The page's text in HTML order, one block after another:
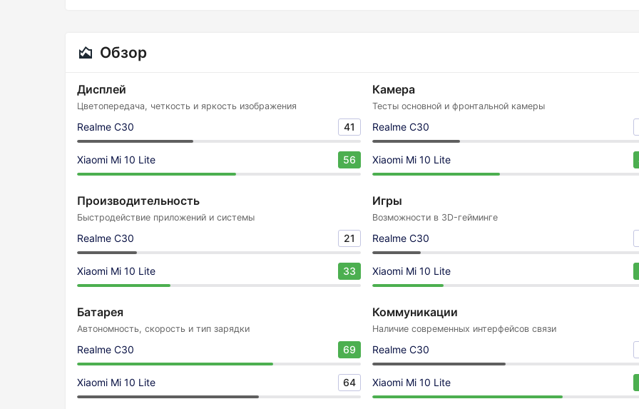
Обзор
Дисплей
Цветопередача, четкость и яркость изображения
Realme C30 41
Xiaomi Mi 10 Lite 56
Камера
Тесты основной и фронтальной камеры
Realme C30
Xiaomi Mi 10 Lite
Производительность
Быстродействие приложений и системы
Realme C30 21
Xiaomi Mi 10 Lite 33
Игры
Возможности в 3D-гейминге
Realme C30
Xiaomi Mi 10 Lite
Батарея
Автономность, скорость и тип зарядки
Realme C30 69
Xiaomi Mi 10 Lite 64
Коммуникации
Наличие современных интерфейсов связи
Realme C30
Xiaomi Mi 10 Lite